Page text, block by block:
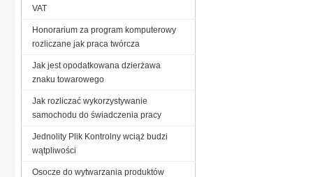
VAT
Honorarium za program komputerowy
rozliczane jak praca twórcza
Jak jest opodatkowana dzierżawa
znaku towarowego
Jak rozliczać wykorzystywanie
samochodu do świadczenia pracy
Jednolity Plik Kontrolny wciąż budzi
wątpliwości
Osocze do wytwarzania produktów